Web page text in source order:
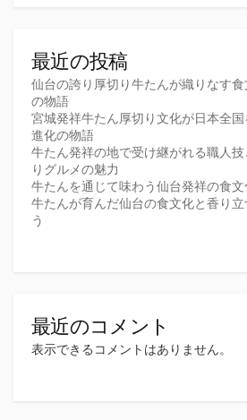
最近の投稿
仙台の誇り厚切り牛たんが織りなす
の物語
宮城発祥牛たん厚切り文化が日本全
進化の物語
牛たん発祥の地で受け継がれる職人
りグルメの魅力
牛たんを通じて味わう仙台発祥の食
牛たんが育んだ仙台の食文化と香り
う
最近のコメント
表示できるコメントはありません。